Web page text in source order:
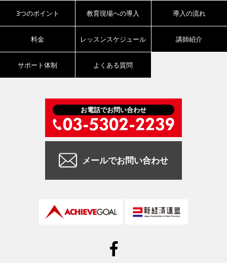
3つのポイント 教育現場への導入 導入の流れ
料金 レッスンスケジュール 講師紹介
サポート体制 よくある質問
お電話でお問い合わせ
メールでお問い合わせ